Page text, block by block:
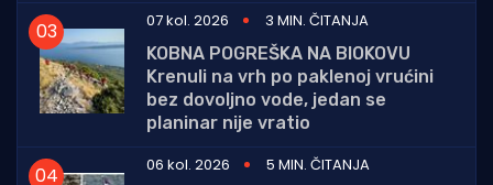
07 kol. 2026
3 MIN. ČITANJA
KOBNA POGREŠKA NA BIOKOVU
Krenuli na vrh po paklenoj vrućini
bez dovoljno vode, jedan se
planinar nije vratio
06 kol. 2026
5 MIN. ČITANJA